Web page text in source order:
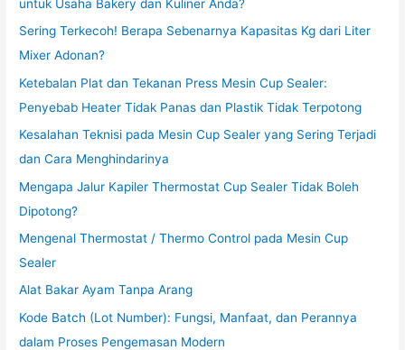
untuk Usaha Bakery dan Kuliner Anda?
Sering Terkecoh! Berapa Sebenarnya Kapasitas Kg dari Liter
Mixer Adonan?
Ketebalan Plat dan Tekanan Press Mesin Cup Sealer:
Penyebab Heater Tidak Panas dan Plastik Tidak Terpotong
Kesalahan Teknisi pada Mesin Cup Sealer yang Sering Terjadi
dan Cara Menghindarinya
Mengapa Jalur Kapiler Thermostat Cup Sealer Tidak Boleh
Dipotong?
Mengenal Thermostat / Thermo Control pada Mesin Cup
Sealer
Alat Bakar Ayam Tanpa Arang
Kode Batch (Lot Number): Fungsi, Manfaat, dan Perannya
dalam Proses Pengemasan Modern